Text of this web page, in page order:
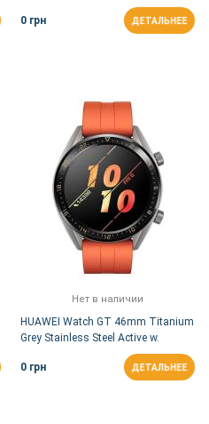
0 грн ДЕТАЛЬНЕЕ
Нет в наличии
HUAWEI Watch GT 46mm Titanium
Grey Stainless Steel Active w.
Orange Strap (55023801)
0 грн
ДЕТАЛЬНЕЕ